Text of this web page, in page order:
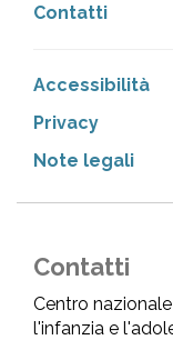
Contatti
Accessibilità
Privacy
Note legali
Contatti
Centro
l'infanzia e